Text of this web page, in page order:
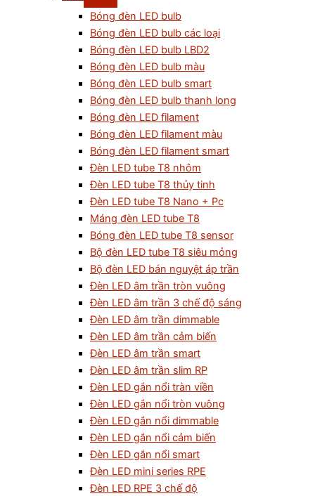
Bóng đèn LED bulb
Bóng đèn LED bulb các loại
Bóng đèn LED bulb LBD2
Bóng đèn LED bulb màu
Bóng đèn LED bulb smart
Bóng đèn LED bulb thanh long
Bóng đèn LED filament
Bóng đèn LED filament màu
Bóng đèn LED filament smart
Đèn LED tube T8 nhôm
Đèn LED tube T8 thủy tinh
Đèn LED tube T8 Nano + Pc
Máng đèn LED tube T8
Bóng đèn LED tube T8 sensor
Bộ đèn LED tube T8 siêu mỏng
Bộ đèn LED bán nguyệt áp trần
Đèn LED âm trần tròn vuông
Đèn LED âm trần 3 chế độ sáng
Đèn LED âm trần dimmable
Đèn LED âm trần cảm biến
Đèn LED âm trần smart
Đèn LED âm trần slim RP
Đèn LED gắn nổi tràn viền
Đèn LED gắn nổi tròn vuông
Đèn LED gắn nổi dimmable
Đèn LED gắn nổi cảm biến
Đèn LED gắn nổi smart
Đèn LED mini series RPE
Đèn LED RPE 3 chế độ